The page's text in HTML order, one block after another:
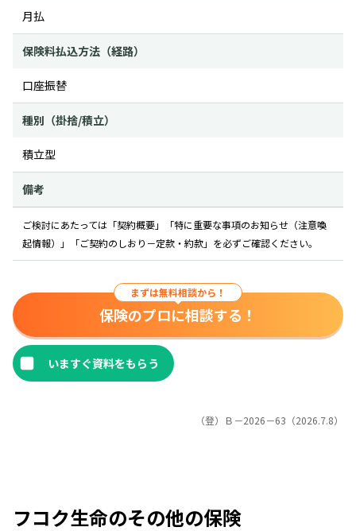
月払
保険料払込方法（経路）
口座振替
種別（掛捨/積立）
積立型
備考
ご検討にあたっては「契約概要」「特に重要な事項のお知らせ（注意喚
起情報）」「ご契約のしおり－定款・約款」を必ずご確認ください。
まずは無料相談から！
保険のプロに相談する！
（登）Ｂ－2026－63（2026.7.8）
フコク生命のその他の保険